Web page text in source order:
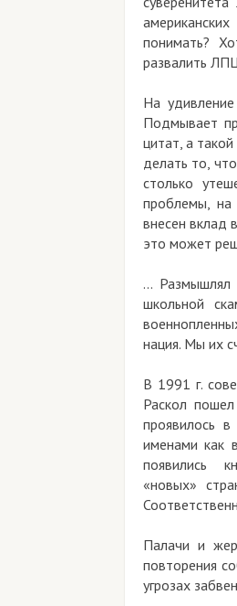
понимать?
развалить
На
Подмывает
цитат, а
делать то,
столько
проблемы,
внесен вклад
это может
… Размышлял
школьной
нация. Мы их
В 1991 г.
Раскол
проявилось
именами как
появились
«новых»
Палачи и
повторения
угрозах